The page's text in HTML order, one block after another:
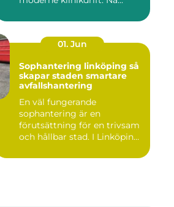
01. Jun
Sophantering linköping så
skapar staden smartare
avfallshantering
En väl fungerande
sophantering är en
förutsättning för en trivsam
och hållbar stad. I Linköping